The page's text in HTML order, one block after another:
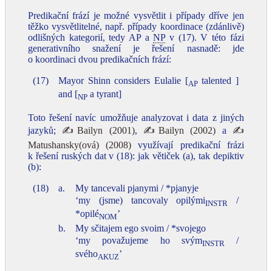
Predikační frází je možné vysvětlit i případy dříve jen
těžko vysvětlitelné, např. případy koordinace (zdánlivě)
odlišných kategorií, tedy AP aNPv (17). V této fázi
generativního snažení je řešení nasnadě: jde
o koordinaci dvou predikačních frází:
(17) Mayor Shinn considers Eulalie [APtalented ]
and [NP a tyrant]
Toto řešení navíc umožňuje analyzovat i data z jiných
jazyků; ✍Bailyn (2001), ✍Bailyn (2002) a ✍
Matushansky(ová) (2008) využívají predikační frázi
k řešení ruských dat v (18): jak větiček (a), tak depiktiv
(b):
(18) a.
My tancevali pjanymi / *pjanyje
‘my (jsme) tancovaly opilýmiINSTR
/
*opiléNOM’
b.
My sčitajem ego svoim / *svojego
‘my považujeme ho svýmINSTR
/
svéhoAKUZ’